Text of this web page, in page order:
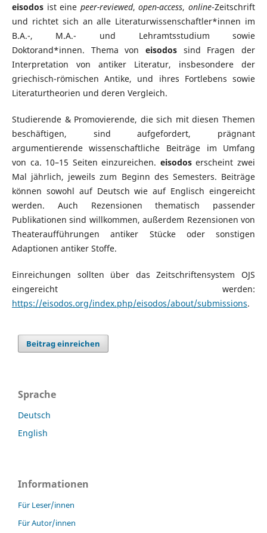
eisodosist eine peer-reviewed,open-access,online-Zeitschrift
und richtet sich an alle Literaturwissenschaftler*innen im
B.A.-, M.A.- und Lehramtsstudium sowie
Doktorand*innen.
Thema voneisodos sind Fragen der
Interpretation von antiker Literatur, insbesondere der
griechisch-römischen Antike, und ihres Fortlebens sowie
Literaturtheorien und deren Vergleich.
Studierende & Promovierende, die sich mit diesen Themen
beschäftigen, sind aufgefordert, prägnant
argumentierende wissenschaftliche Beiträge im Umfang
von ca. 10–15 Seiten einzureichen. eisodoserscheint zwei
Mal jährlich, jeweils zum Beginn des Semesters. Beiträge
können sowohl auf Deutsch wie auf Englisch eingereicht
werden. Auch Rezensionen thematisch passender
Publikationen sind willkommen, außerdem Rezensionen von
Theateraufführungen antiker Stücke oder sonstigen
Adaptionen antiker Stoffe.
Einreichungen sollten über das Zeitschriftensystem OJS
eingereicht werden:
https://eisodos.org/index.php/eisodos/about/submissions.
Beitrag einreichen
Sprache
Deutsch
English
Informationen
Für Leser/innen
Für Autor/innen